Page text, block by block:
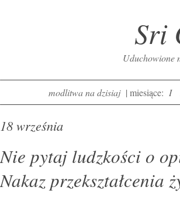
Sri
Uduchowione
modlitwa na dzisiaj | miesiące: I
18 września
Nie pytaj ludzkości o
Nakaz przekształcenia